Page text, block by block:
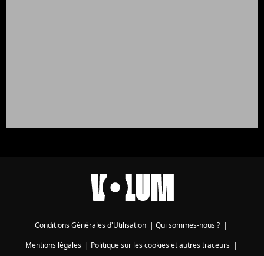
Conditions Générales d'Utilisation | Qui sommes-nous ? |
Mentions légales| Politique sur les cookies et autres traceurs|